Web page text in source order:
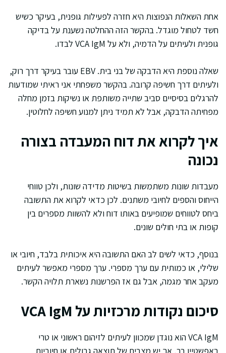
אחת השאלות הנפוצות היא חזרה לפעילות גופנית, בעיקר כשיש
חשד לטחול מוגדל. בהקשר הזה ההחלטה נשענת על בדיקה
גופנית ולעיתים על הדמיה, ולא על VCA IgM לבדו.
שאלה נוספת היא הדבקה של בני בית. EBV עובר בעיקר דרך רוק,
ולעיתים דרך חשיפה קרובה. בהקשר משפחתי אני ראיתי שמודעות
להרגלים בסיסיים סביב שתייה משותפת או נשיקות בזמן מחלה
מפחיתה הדבקה, אבל לא תמיד ניתן למנוע חשיפה לחלוטין.
איך לקרוא את דוח המעבדה בצורה
נכונה
מעבדות שונות משתמשות בשיטות מדידה שונות, ולכן טווחי
הייחוס והספים לחיובי משתנים. לכן כדאי לקרוא את התשובה
ביחס לטווחים שמופיעים באותו דוח ולא להשוות מספרים בין
קופות או בתי חולים שונים.
בנוסף, כדאי לשים לב האם התשובה היא איכותית בלבד, חיובי או
שלילי, או כמותית עם ערך מספרי. ערך מספרי מאפשר לעיתים
מעקב אחר מגמה, אבל גם אז הפרשנות נשארת תלויה הקשר.
סיכום נקודות מרכזיות על VCA IgM
VCA IgM הוא נוגדן שמכוון לעיתים לזיהום ראשוני או טרי